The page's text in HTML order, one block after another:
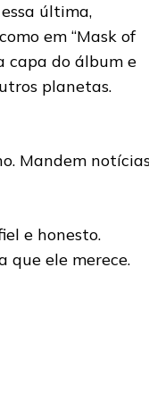
última,
em “Mask of
capa do álbum e
planetas.
Mandem
e honesto.
que ele merece.